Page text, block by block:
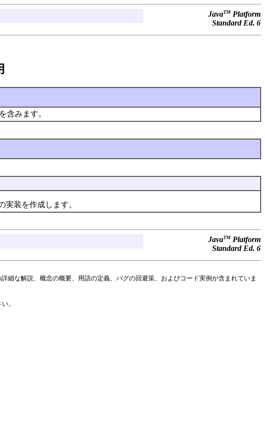
JavaTM Platform
Standard Ed. 6
含みます。
実装を作成します。
JavaTM Platform
Standard Ed. 6
細な解説、概念の概要、用語の定義、バグの回避策、およびコード実例が含まれていま
。